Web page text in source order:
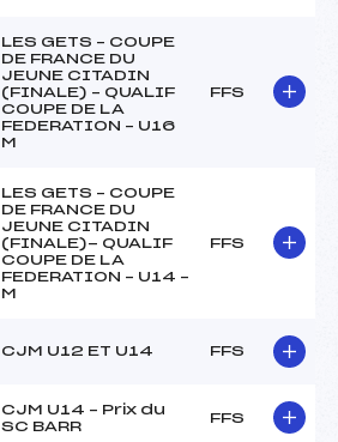
LES GETS – COUPE
DE FRANCE DU
JEUNE CITADIN
(FINALE) – QUALIF
COUPE DE LA
FEDERATION – U16
M
FFS
LES GETS – COUPE
DE FRANCE DU
JEUNE CITADIN
(FINALE)- QUALIF
COUPE DE LA
FEDERATION – U14 –
M
FFS
CJM U12 ET U14 FFS
CJM U14 – Prix du
SC BARR
FFS